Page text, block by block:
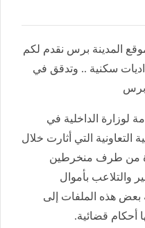
المدينة برس نقدم لكم
سكنية .. وتدقق في
برس
لوزارة الداخلية في
التي أثارت خلال
من طرف منخرطين
والتلاعب بأموال
هذه الملفات إلى
قضائية.